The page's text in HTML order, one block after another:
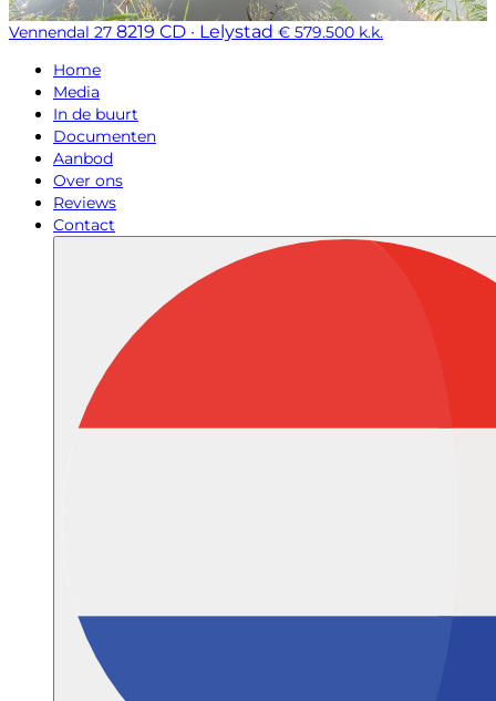
Vennendal 27 8219 CD · Lelystad € 579.500 k.k.
Home
Media
In de buurt
Documenten
Aanbod
Over ons
Reviews
Contact